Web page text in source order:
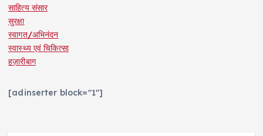
साहित्य संसार
सुरक्षा
स्वागत/अभिनंदन
स्वास्थ्य एवं चिकित्सा
हज़ारीबाग
[adinserter block="1"]